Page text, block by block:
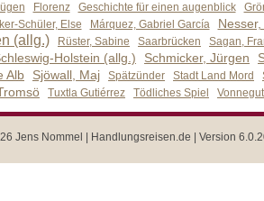
Florenz Geschichte für einen augenblick
Schüler, Else Márquez, Gabriel García
(allg.) Rüster, Sabine Saarbrücken
Sagan,
Holstein (allg.) Schmicker, Jürgen
Alb Sjöwall, Maj Spätzünder Stadt Land Mord
Tuxtla Gutiérrez Tödliches Spiel
Jens Nommel | Handlungsreisen.de | Version